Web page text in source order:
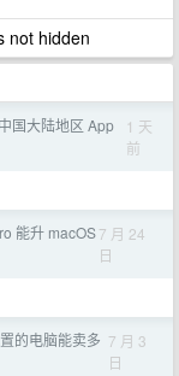
not hidden
国大陆地区 App
1 天
前
能升 macOS7 月 24
日
的电脑能卖多 7 月 3
日